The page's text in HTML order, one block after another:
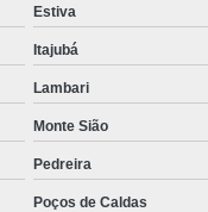
Estiva
Itajubá
Lambari
Monte Sião
Pedreira
Poços de Caldas